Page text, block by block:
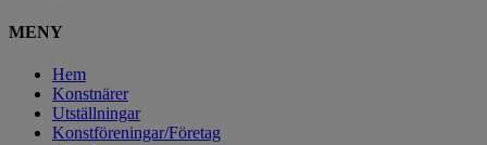
MENY
Hem
Konstnärer
Utställningar
Konstföreningar/Företag